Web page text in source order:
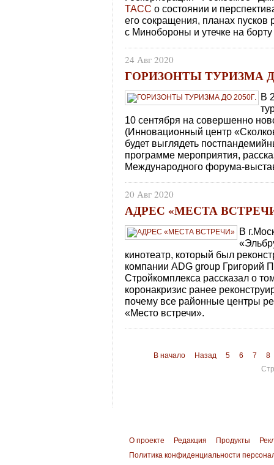
ТАСС о состоянии и
его сокращения, планах пусков
с Минобороны и утечке на
24 Авг 2020
ГОРИЗОНТЫ ТУРИЗМА
В
10 сентября на совершенно
(Инновационный центр
будет выглядеть
программе мероприятия,
Международного форума-
20 Авг 2020
АДРЕС «МЕСТА
В
кинотеатр, который был
компании ADG group Григорий
Стройкомплекса рассказал о
коронакризис ранее
почему все районные центры
«Место встречи».
В начало Назад 5 6 7
8
О проекте Редакция Продукты
Политика конфиденциальности